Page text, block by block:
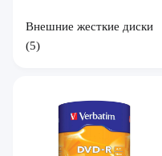
Внешние жесткие диски
(5)